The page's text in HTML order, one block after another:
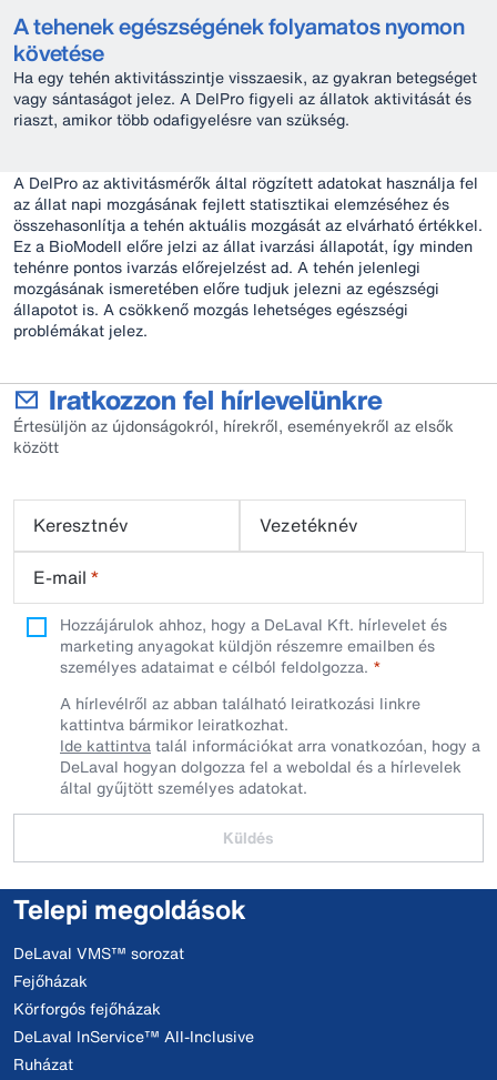
A tehenek egészségének folyamatos nyomon
követése
Ha egy tehén aktivitásszintje visszaesik, az gyakran betegséget
vagy sántaságot jelez. A DelPro figyeli az állatok aktivitását és
riaszt, amikor több odafigyelésre van szükség.
A DelPro az aktivitásmérők által rögzített adatokat használja fel
az állat napi mozgásának fejlett statisztikai elemzéséhez és
összehasonlítja a tehén aktuális mozgását az elvárható értékkel.
Ez a BioModell előre jelzi az állat ivarzási állapotát, így minden
tehénre pontos ivarzás előrejelzést ad. A tehén jelenlegi
mozgásának ismeretében előre tudjuk jelezni az egészségi
állapotot is. A csökkenő mozgás lehetséges egészségi
problémákat jelez.
Iratkozzon fel hírlevelünkre
Értesüljön az újdonságokról, hírekről, eseményekről az elsők
között
Keresztnév
Vezetéknév
E-mail *
Hozzájárulok ahhoz, hogy a DeLaval Kft. hírlevelet és
marketing anyagokat küldjön részemre emailben és
személyes adataimat e célból feldolgozza.
A hírlevélről az abban található leiratkozási linkre
kattintva bármikor leiratkozhat.
Ide kattintvatalál információkat arra vonatkozóan, hogy a
DeLaval hogyan dolgozza fel a weboldal és a hírlevelek
által gyűjtött személyes adatokat.
Küldés
Telepi megoldások
DeLaval VMS™ sorozat
Fejőházak
Körforgós fejőházak
DeLaval InService™ All-Inclusive
Ruházat